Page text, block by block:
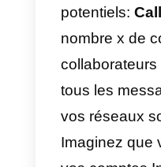
potentiels
entreprise
contenu
donc offrir